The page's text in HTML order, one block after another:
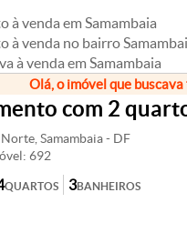
à venda em Samambaia
à venda no bairro
à venda em Samambaia
Olá, o imóvel que
com 2
Samambaia - DF
692
QUARTOS BANHEIROS
3